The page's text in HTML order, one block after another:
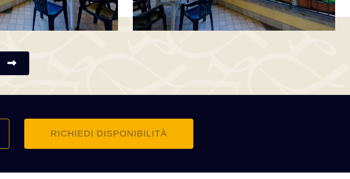
RICHIEDI DISPONIBILITÀ